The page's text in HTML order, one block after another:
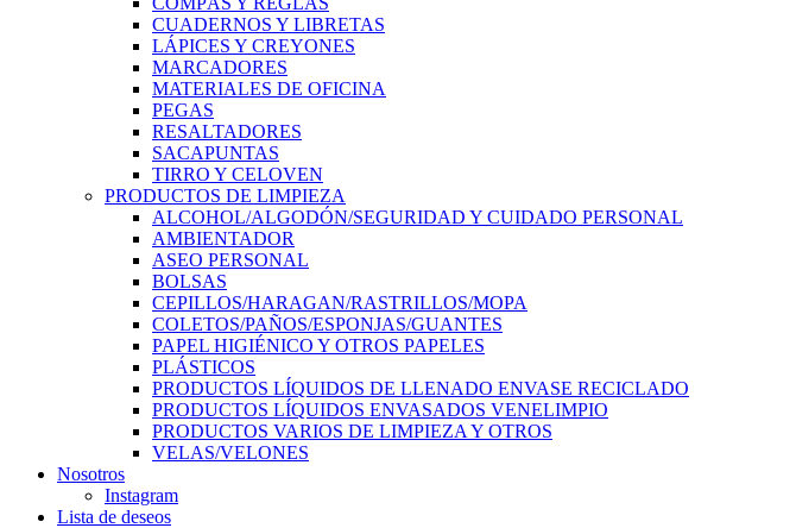
CUADERNOS Y LIBRETAS
LÁPICES Y CREYONES
MARCADORES
MATERIALES DE OFICINA
PEGAS
RESALTADORES
SACAPUNTAS
TIRRO Y CELOVEN
PRODUCTOS DE LIMPIEZA
ALCOHOL/ALGODÓN/SEGURIDAD Y CUIDADO PERSONAL
AMBIENTADOR
ASEO PERSONAL
BOLSAS
CEPILLOS/HARAGAN/RASTRILLOS/MOPA
COLETOS/PAÑOS/ESPONJAS/GUANTES
PAPEL HIGIÉNICO Y OTROS PAPELES
PLÁSTICOS
PRODUCTOS LÍQUIDOS DE LLENADO ENVASE RECICLADO
PRODUCTOS LÍQUIDOS ENVASADOS VENELIMPIO
PRODUCTOS VARIOS DE LIMPIEZA Y OTROS
VELAS/VELONES
Nosotros
Instagram
Lista de deseos